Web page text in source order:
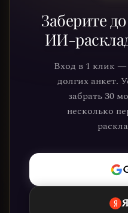
Заберите
ИИ-
Вход в 1 клик
долгих анкет.
забрать 30
несколько
Готовы
которые обрели
через нашу